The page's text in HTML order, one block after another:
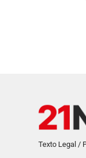
Texto Legal /